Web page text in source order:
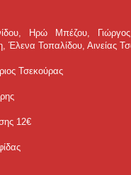
Ηρώ Μπέζου,
Έλενα Τοπαλίδου, Αινείας
Τσεκούρας
12€